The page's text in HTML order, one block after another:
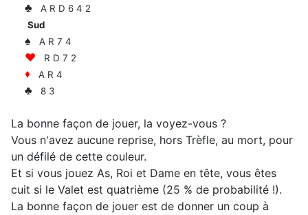
♣ A R D 6 4 2
Sud
♠ A R 7 4
♥ R D 7 2
♦ A R 4
♣ 8 3
La bonne façon de jouer, la voyez-vous ?
Vous n'avez aucune reprise, hors Trèfle, au mort, pour
un défilé de cette couleur.
Et si vous jouez As, Roi et Dame en tête, vous êtes
cuit si le Valet est quatrième (25 % de probabilité !).
La bonne façon de jouer est de donner un coup à